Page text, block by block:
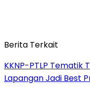
Berita Terkait
KKNP-PTLP Tematik
Lapangan Jadi Best